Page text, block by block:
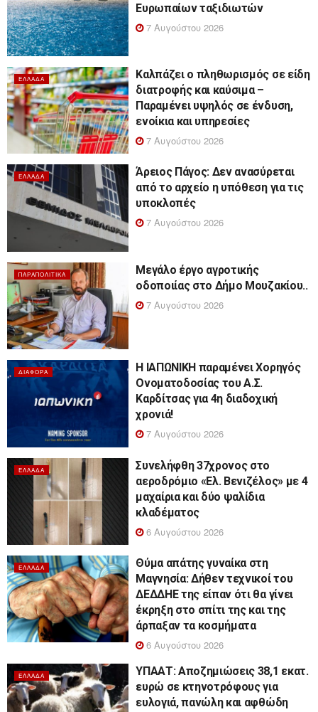
Ευρωπαίων ταξιδιωτών
7 Αυγούστου 2026
ΕΛΛΆΔΑ
Καλπάζει ο πληθωρισμός σε είδη
διατροφής και καύσιμα –
Παραμένει υψηλός σε ένδυση,
ενοίκια και υπηρεσίες
7 Αυγούστου 2026
ΕΛΛΆΔΑ
Άρειος Πάγος: Δεν ανασύρεται
από το αρχείο η υπόθεση για τις
υποκλοπές
7 Αυγούστου 2026
ΠΑΡΑΠΟΛΙΤΙΚΆ
Μεγάλο έργο αγροτικής
οδοποιίας στο Δήμο Μουζακίου..
7 Αυγούστου 2026
ΔΙΆΦΟΡΑ
Η ΙΑΠΩΝΙΚΗ παραμένει Χορηγός
Ονοματοδοσίας του Α.Σ.
Καρδίτσας για 4η διαδοχική
χρονιά!
7 Αυγούστου 2026
ΕΛΛΆΔΑ
Συνελήφθη 37χρονος στο
αεροδρόμιο «Ελ. Βενιζέλος» με 4
μαχαίρια και δύο ψαλίδια
κλαδέματος
6 Αυγούστου 2026
ΕΛΛΆΔΑ
Θύμα απάτης γυναίκα στη
Μαγνησία: Δήθεν τεχνικοί του
ΔΕΔΔΗΕ της είπαν ότι θα γίνει
έκρηξη στο σπίτι της και της
άρπαξαν τα κοσμήματα
6 Αυγούστου 2026
ΕΛΛΆΔΑ
ΥΠΑΑΤ: Αποζημιώσεις 38,1 εκατ.
ευρώ σε κτηνοτρόφους για
ευλογιά, πανώλη και αφθώδη